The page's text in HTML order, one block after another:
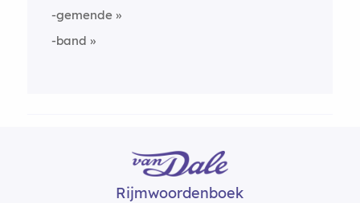
-gemende
-band
Rijmwoordenboek